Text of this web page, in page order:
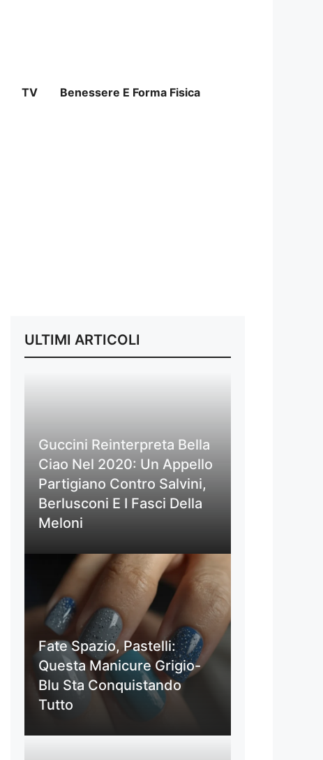
TV Benessere E Forma Fisica
ULTIMI ARTICOLI
Guccini Reinterpreta Bella
Ciao Nel 2020: Un Appello
Partigiano Contro Salvini,
Berlusconi E I Fasci Della
Meloni
Fate Spazio, Pastelli:
Questa Manicure Grigio-
Blu Sta Conquistando
Tutto